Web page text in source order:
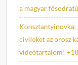
a magyar
Konsztantyinovka:
civileket az orosz
videótartalom! +18